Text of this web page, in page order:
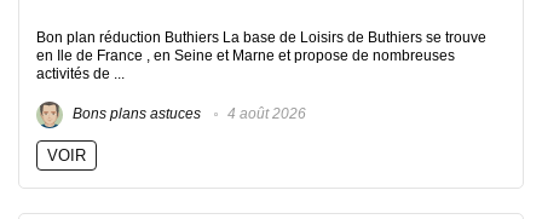
Bon plan réduction Buthiers La base de Loisirs de Buthiers se trouve
en Ile de France , en Seine et Marne et propose de nombreuses
activités de ...
Bons plans astuces 4 août 2026
VOIR